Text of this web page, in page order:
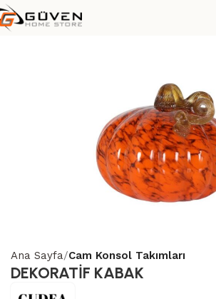
Ana Sayfa Cam Konsol Takımları
DEKORATİF KABAK